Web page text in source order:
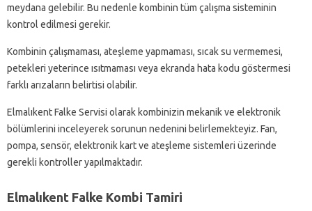
meydana gelebilir. Bu nedenle kombinin tüm çalışma sisteminin
kontrol edilmesi gerekir.
Kombinin çalışmaması, ateşleme yapmaması, sıcak su vermemesi,
petekleri yeterince ısıtmaması veya ekranda hata kodu göstermesi
farklı arızaların belirtisi olabilir.
Elmalıkent Falke Servisi olarak kombinizin mekanik ve elektronik
bölümlerini inceleyerek sorunun nedenini belirlemekteyiz. Fan,
pompa, sensör, elektronik kart ve ateşleme sistemleri üzerinde
gerekli kontroller yapılmaktadır.
Elmalıkent Falke Kombi Tamiri